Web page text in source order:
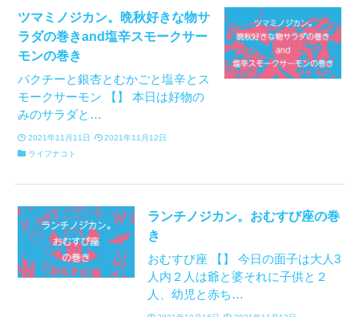
ツマミノジカン。晩秋好きな物サ
ラダの巻きand塩辛スモークサー
モンの巻き
パクチーと銀杏とむかごと塩辛とス
モークサーモン 【】 本日は好物の
みのサラダと…
2021年11月11日
2021年11月12日
ライフナコト
ランチノジカン。おむすび座の巻
き
おむすび座 【】 今日の面子は大人3
人内２人は爺と婆それに子供と２
人、幼児と赤ち…